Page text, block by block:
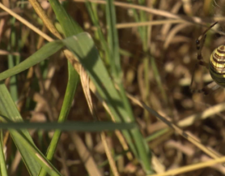
l'article "Au Moeraske, Bart
contrôles de vitesse
“Une moto a été
km/h sur l’avenue de